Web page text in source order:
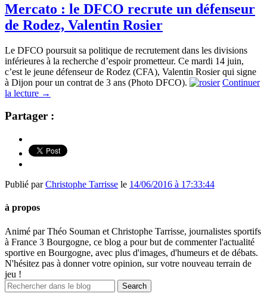
Mercato : le DFCO recrute un défenseur
de Rodez, Valentin Rosier
Le DFCO poursuit sa politique de recrutement dans les divisions
inférieures à la recherche d’espoir prometteur. Ce mardi 14 juin,
c’est le jeune défenseur de Rodez (CFA), Valentin Rosier qui signe
à Dijon pour un contrat de 3 ans (Photo DFCO).
Continuer
la lecture →
Partager :
Publié parChristophe Tarrisse le 14/06/2016 à 17:33:44
à propos
Animé par Théo Souman et Christophe Tarrisse, journalistes sportifs
à France 3 Bourgogne, ce blog a pour but de commenter l'actualité
sportive en Bourgogne, avec plus d'images, d'humeurs et de débats.
N'hésitez pas à donner votre opinion, sur votre nouveau terrain de
jeu !